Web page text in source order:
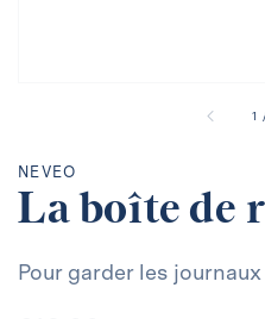
1
NEVEO
La boîte de
Pour garder les